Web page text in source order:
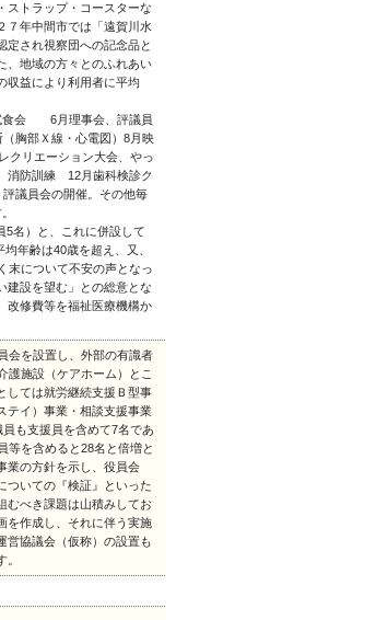
ストラップ・コースターな
７年中間市では「遠賀川水
定され視察団への記念品と
、地域の方々とのふれあい
収益により利用者に平均
食会 6月理事会、評議員
胸部Ｘ線・心電図）8月映
リエーション大会、やっ
消防訓練 12月歯科検診ク
議員会の開催。その他毎
名）と、これに併設して
年齢は40歳を超え、又、
末について不安の声となっ
建設を望む」との総意とな
改修費等を福祉医療機構か
会を設置し、外部の有識者
護施設（ケアホーム）とこ
しては就労継続支援Ｂ型事
テイ）事業・相談支援事業
も支援員を含めて7名であ
等を含めると28名と倍増と
業の方針を示し、役員会
ついての『検証』といった
むべき課題は山積みしてお
を作成し、それに伴う実施
営協議会（仮称）の設置も